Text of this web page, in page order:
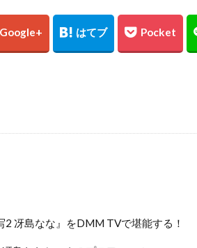
2 冴島なな』をDMM TVで堪能する！